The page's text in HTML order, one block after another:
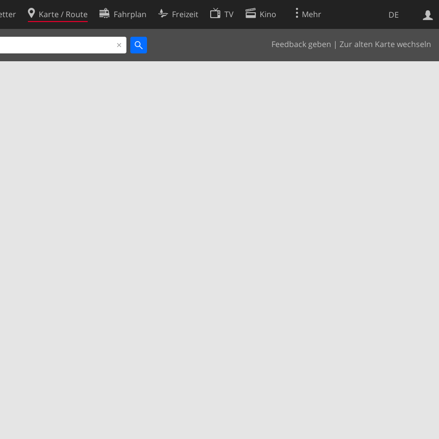
DE
Karte / Route Fahrplan Freizeit TV Kino Mehr
Feedback geben | Zur alten Karte wechseln
Websuche
Cookie-Richtlinie
Cookie-Einstellungen